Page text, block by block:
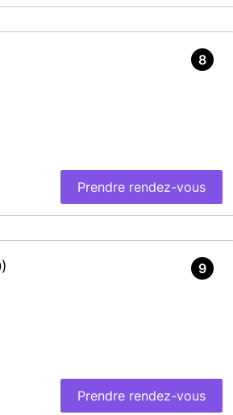
Prendre rendez-vous
8
Prendre rendez-vous
9